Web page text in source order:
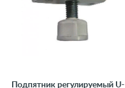
Подпятник регулируемый U-